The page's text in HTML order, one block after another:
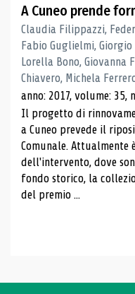
A Cuneo prende
Claudia Filippazzi,
Fabio Guglielmi,
Lorella Bono, Giovanna
Chiavero, Michela
anno: 2017, volume: 35,
Il progetto di
a Cuneo prevede il
Comunale.
dell'intervento, dove
fondo storico, la
del premio ...